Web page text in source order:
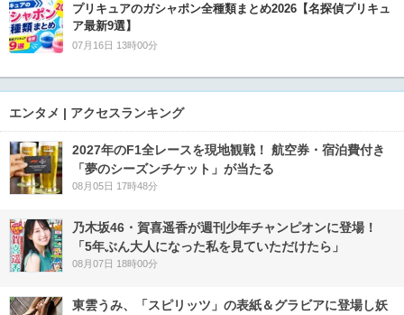
プリキュアのガシャポン全種類まとめ2026【名探偵プリキュ
ア最新9選】
07月16日 13時00分
エンタメ | アクセスランキング
2027年のF1全レースを現地観戦！ 航空券・宿泊費付き
「夢のシーズンチケット」が当たる
08月05日 17時48分
乃木坂46・賀喜遥香が週刊少年チャンピオンに登場！
「5年ぶん大人になった私を見ていただけたら」
08月07日 18時00分
東雲うみ、「スピリッツ」の表紙＆グラビアに登場し妖